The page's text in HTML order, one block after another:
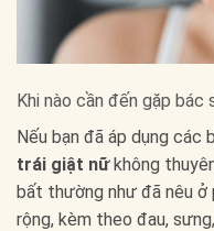
Khi nào cần đến gặp bác
Nếu bạn đã áp dụng các
trái giật nữkhông
bất thường như đã nêu ở
rộng, kèm theo đau,